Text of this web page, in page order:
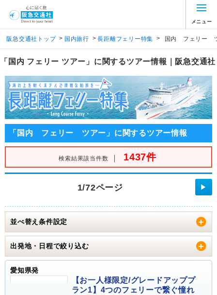
メニュー
阪急交通社トップ > 国内旅行 > 長距離フェリー特集 > 国内 フェリー
「国内 フェリー ツアー」に関するツアー情報｜阪急交通社
「国内 フェリー ツアー」に関するツアー情報
検索結果該当件数 ｜ 1437件
1/72ページ ▶
並べ替え条件設定
出発地・日程で絞り込む
愛知県発
【お一人様限定/グレードアッププ
ラン1】4つのフェリーで繋ぐ憧れ